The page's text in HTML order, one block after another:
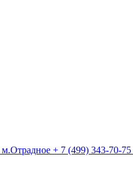
м.Отрадное + 7 (499) 343-70-75